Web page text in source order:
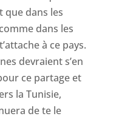
que dans les
dans les
à ce pays.
devraient s’en
ce partage et
la Tunisie,
de te le